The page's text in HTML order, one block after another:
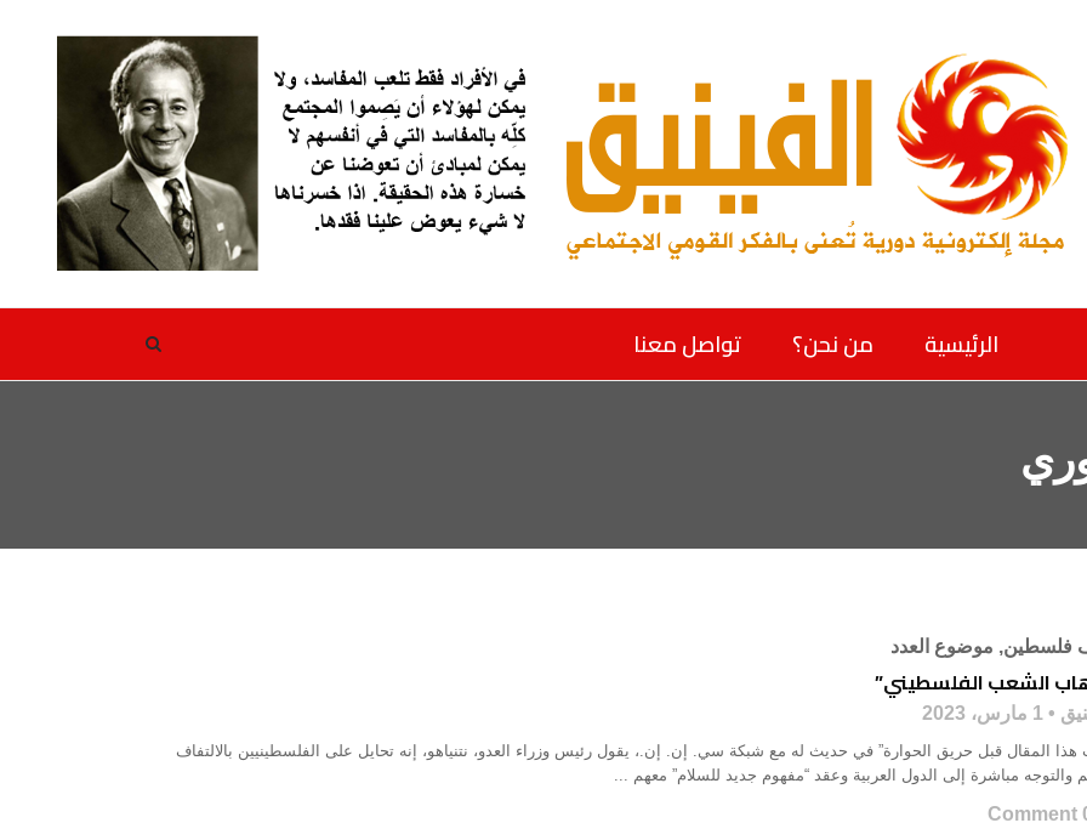
الرئيسية من نحن؟ تواصل معنا
فلسطين, موضوع العدد
الشعب الفلسطيني”
1 مارس، 2023
هذا المقال قبل حريق الحوارة” في حديث له مع شبكة سي. إن. إن.، يقول رئيس وزراء العدو، نتنياهو، إنه تحايل على الفلسطينيين بالالتفاف
والتوجه مباشرة إلى الدول العربية وعقد “مفهوم جديد للسلام” معهم ...
0